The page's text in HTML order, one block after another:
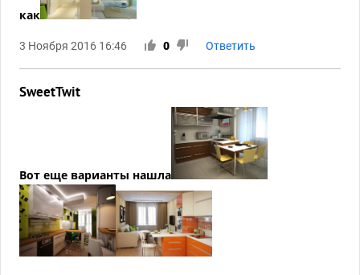
как
3 Ноября 2016 16:46 0 Ответить
SweetTwit
Вот еще варианты нашла